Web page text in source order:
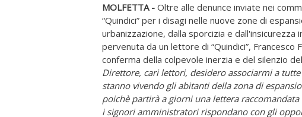
MOLFETTA - Oltre alle denunce inviate nei
“Quindici” per i disagi nelle nuove zone di
urbanizzazione, dalla sporcizia e
pervenuta da un lettore di “Quindici”,
conferma della colpevole inerzia e del silenzio
Direttore, cari lettori, desidero associarmi a
stanno vivendo gli abitanti della zona di
poichè partirà a giorni una lettera
i signori amministratori rispondano con gli